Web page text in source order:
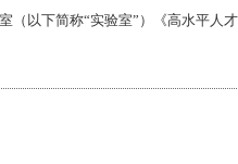
以下简称“实验室”）《高水平人